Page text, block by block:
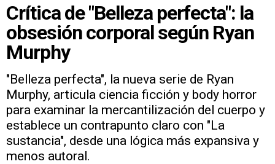
Crítica de "Belleza perfecta": la
obsesión corporal según Ryan
Murphy
"Belleza perfecta", la nueva serie de Ryan
Murphy, articula ciencia ficción y body horror
para examinar la mercantilización del cuerpo y
establece un contrapunto claro con "La
sustancia", desde una lógica más expansiva y
menos autoral.